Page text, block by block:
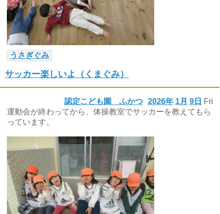
うさぎぐみ
サッカー楽しいよ（くまぐみ）
2026年 1月 9日 Fri
認定こども園 ふかつ
運動会が終わってから、体操教室でサッカーを教えてもら
っています。